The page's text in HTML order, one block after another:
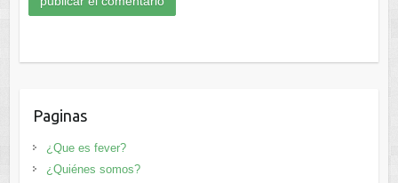
Paginas
¿Que es fever?
¿Quiénes somos?